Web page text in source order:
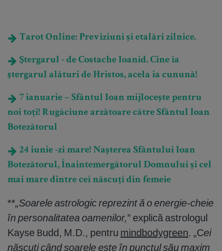
Tarot Online: Previziuni și etalări zilnice.
Ştergarul - de Costache Ioanid. Cine ia
ştergarul alături de Hristos, acela ia cunună!
7 ianuarie – Sfântul Ioan mijlocește pentru
noi toți! Rugăciune arzătoare către Sfântul Ioan
Botezătorul
24 iunie -zi mare! Nașterea Sfântului Ioan
Botezătorul, Înaintemergătorul Domnului și cel
mai mare dintre cei născuți din femeie
**„Soarele astrologic reprezint ă o energie-cheie
în personalitatea oamenilor,” explică astrologul
Kayse Budd, M.D., pentru mindbodygreen. „Cei
născuți când soarele este în punctul său maxim